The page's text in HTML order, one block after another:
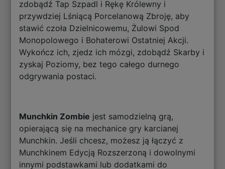
zdobądź Tap Szpadl i Rękę Królewny i
przywdziej Lśniącą Porcelanową Zbroję, aby
stawić czoła Dzielnicowemu, Żulowi Spod
Monopolowego i Bohaterowi Ostatniej Akcji.
Wykończ ich, zjedz ich mózgi, zdobądź Skarby i
zyskaj Poziomy, bez tego całego durnego
odgrywania postaci.
Munchkin Zombie jest samodzielną grą,
opierającą się na mechanice gry karcianej
Munchkin. Jeśli chcesz, możesz ją łączyć z
Munchkinem Edycją Rozszerzoną i dowolnymi
innymi podstawkami lub dodatkami do